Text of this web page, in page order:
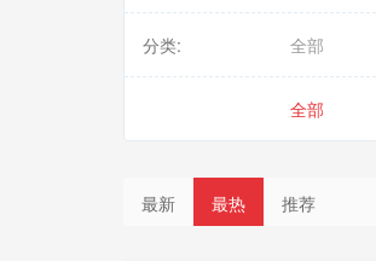
分类: 全部
全部
最新 最热 推荐